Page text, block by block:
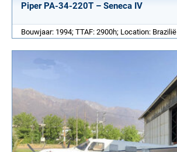
Piper PA-34-220T – Seneca IV
Bouwjaar: 1994; TTAF: 2900h; Location: Brazilië